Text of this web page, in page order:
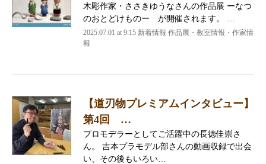
木彫作家・ささきゆうなさんの作品展 ーなつ
のおとどけものー が開催されます。 …
2025.07.01 at 9:15 新着情報 作品展・教室情報・作家情
報
【道刃物プレミアムインタビュー】
第4回 …
プロモデラーとしてご活躍中の長徳佳崇さ
ん。 吉本プラモデル部さんの動画収録で出会
い、その後もいろい…